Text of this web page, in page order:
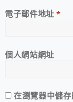
電子郵件地址*
個人網站網址
在瀏覽器中儲